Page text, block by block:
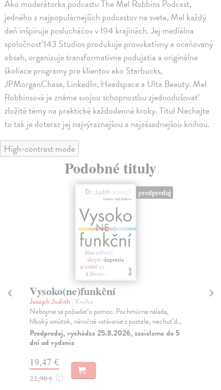
Ako moderátorka podcastu The Mel Robbins Podcast,
jedného z najpopulárnejších podcastov na svete, Mel každý
deň inšpiruje poslucháčov v 194 krajinách. Jej mediálna
spoločnosť 143 Studios produkuje provokatívny a oceňovaný
obsah, organizuje transformatívne podujatia a originálne
školiace programy pre klientov ako Starbucks,
JPMorganChase, LinkedIn, Headspace a Ulta Beauty. Mel
Robbinsová je známa svojou schopnosťou zjednodušovať
zložité témy na praktické každodenné kroky. Titul Nechajte
to tak je doteraz jej najvýraznejšou a najzásadnejšou knihou.
High-contrast mode
Podobné tituly
predpredaj
Vysoko(ne)funkční
Joseph Judith | Kniha
Nebojme sa požiadať o pomoc. Pochmúrna nálada,
hlboký smútok, náročné vstávanie z postele, nechuť d...
Predpredaj, vychádza 25.8.2026, zasielame do 5
dní od vydania
19,47 €
22,90 € ?